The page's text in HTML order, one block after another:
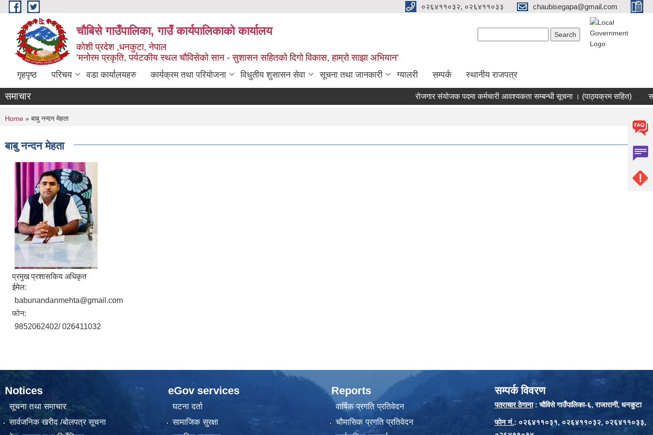
Skip to main content ०२६४११०३२, ०२६४११०३३ chaubisegapa@gmail.com
चौबिसे गाउँपालिका, गाउँ कार्यपालिकाको कार्यालय
कोशी प्रदेश ,धनकुटा, नेपाल
'मनोरम प्रकृति, पर्यटकीय स्थल चौविसेको सान - सुशासन सहितको दिगो विकास, हाम्रो साझा अभियान'
गृहपृष्ठ परिचय वडा कार्यालयहरु कार्यक्रम तथा परियोजना विधुतीय शुसासन सेवा सूचना तथा जानकारी ग्यालरी सम्पर्क स्थानीय राजपत्र
समाचार रोजगार संयोजक पदमा कर्मचारी आवश्यकता सम्बन्धी सूचना । (पाठ्यक्रम सहित)
You are here
Home » बाबु नन्दन मेहता
बाबु नन्दन मेहता
प्रमुख प्रशासकिय अधिकृत
ईमेल:
babunandanmehta@gmail.com
फोन:
9852062402/ 026411032
Notices
सूचना तथा समाचार
सार्वजनिक खरीद /बोलपत्र सूचना
eGov services
घटना दर्ता
सामाजिक सुरक्षा
Reports
वार्षिक प्रगति प्रतिवेदन
चौमासिक प्रगति प्रतिवेदन
सम्पर्क विवरण
पत्राचार ठेगाना: चौविसे गाउँपालिका-६, राजारानी, धनकुटा
फाेन नं.: ०२६४११०३१, ०२६४११०३२, ०२६४११०३३,